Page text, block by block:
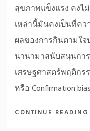
สุขภาพแข็งแรง คงไ
เหล่านี้มันคงเป็นที่คว
ผลของการกินตามใจ
นานามาสนับสนุนกา
เศรษฐศาสตร์พฤติกร
หรือ Confirmation
CONTINUE READING